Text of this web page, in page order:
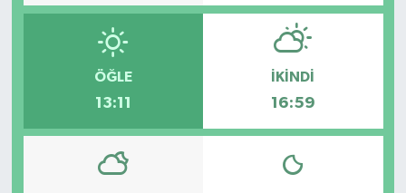
ÖĞLE
13:11
İKINDI
16:59